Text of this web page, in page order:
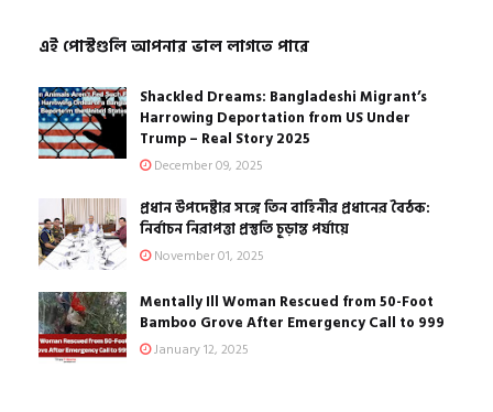
এই পোস্টগুলি আপনার ভাল লাগতে পারে
Shackled Dreams: Bangladeshi Migrant’s
Harrowing Deportation from US Under
Trump – Real Story 2025
December 09, 2025
প্রধান উপদেষ্টার সঙ্গে তিন বাহিনীর প্রধানের বৈঠক:
নির্বাচন নিরাপত্তা প্রস্তুতি চূড়ান্ত পর্যায়ে
November 01, 2025
Mentally Ill Woman Rescued from 50-Foot
Bamboo Grove After Emergency Call to 999
January 12, 2025